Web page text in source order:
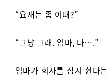
“요새는 좀 어때?”
“그냥 그래. 엄마, 나….”
엄마가 회사를 잠시 쉰다